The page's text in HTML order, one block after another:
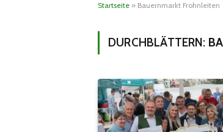
Startseite » Bauernmarkt Frohnleiten
DURCHBLÄTTERN: